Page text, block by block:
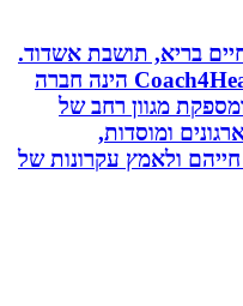
תושבת אשדוד.
בעלת Coach4Health, Coach4health הינה חברה
מגוון רחב של
ומוסדות,
ולאמץ עקרונות של